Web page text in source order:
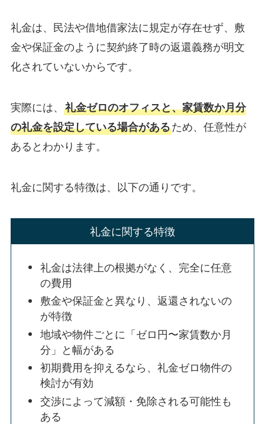
礼金は、民法や借地借家法に規定が存在せず、敷
金や保証金のように契約終了時の返還義務が明文
化されていないからです。
実際には、 礼金ゼロのオフィスと、家賃数か月分
の礼金を設定している場合があるため、任意性が
あるとわかります。
礼金に関する特徴は、以下の通りです。
礼金に関する特徴
礼金は法律上の根拠がなく、完全に任意
の費用
敷金や保証金と異なり、返還されないの
が特徴
地域や物件ごとに「ゼロ円〜家賃数か月
分」と幅がある
初期費用を抑えるなら、礼金ゼロ物件の
検討が有効
交渉によって減額・免除される可能性も
ある